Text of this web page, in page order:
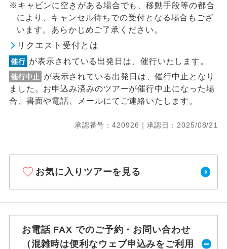
※キャビンに空きがある場合でも、移動手段等の都合
により、キャンセル待ちでの受付となる場合もござ
います。あらかじめご了承ください。
リクエスト受付とは
催行 が表示されている出発日は、催行いたします。
催行中止
が表示されている出発日は、催行中止となり
ました。お申込み済みのツアーが催行中止になった場
合、書面や電話、メールにてご連絡いたします。
承認番号：420926｜承認日：2025/08/21
お気に入りツアーを見る
お電話 FAX でのご予約・お問い合わせ
（混雑時は便利なウェブ申込みをご利用